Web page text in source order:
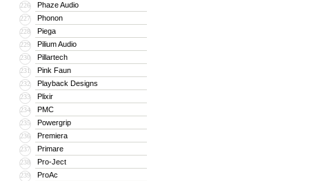
226 Phaze Audio
227 Phonon
228 Piega
229 Pilium Audio
230 Pillartech
231 Pink Faun
232 Playback Designs
233 Plixir
234 PMC
235 Powergrip
236 Premiera
237 Primare
238 Pro-Ject
239 ProAc